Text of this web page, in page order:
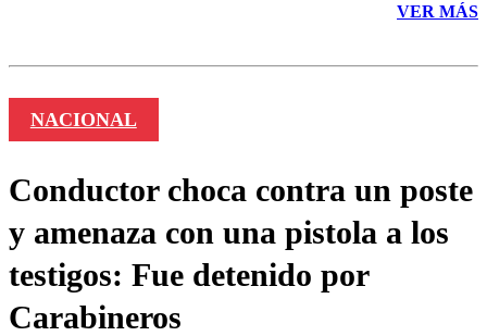
VER MÁS
NACIONAL
Conductor choca contra un poste
y amenaza con una pistola a los
testigos: Fue detenido por
Carabineros